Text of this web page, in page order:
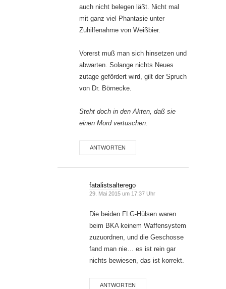
auch nicht belegen läßt. Nicht mal
mit ganz viel Phantasie unter
Zuhilfenahme von Weißbier.
Vorerst muß man sich hinsetzen und
abwarten. Solange nichts Neues
zutage gefördert wird, gilt der Spruch
von Dr. Börnecke.
Steht doch in den Akten, daß sie
einen Mord vertuschen.
ANTWORTEN
fatalistsalterego
29. Mai 2015 um 17:37 Uhr
Die beiden FLG-Hülsen waren
beim BKA keinem Waffensystem
zuzuordnen, und die Geschosse
fand man nie… es ist rein gar
nichts bewiesen, das ist korrekt.
ANTWORTEN